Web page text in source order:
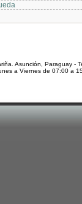
Asunción, Paraguay -
a Viernes de 07:00 a